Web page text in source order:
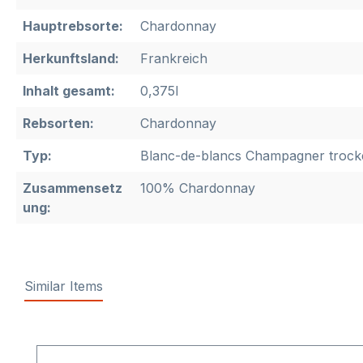
Hauptrebsorte:
Chardonnay
Herkunftsland:
Frankreich
Inhalt gesamt:
0,375l
Rebsorten:
Chardonnay
Typ:
Blanc-de-blancs Champagner
Zusammensetz
ung:
100% Chardonnay
Similar Items